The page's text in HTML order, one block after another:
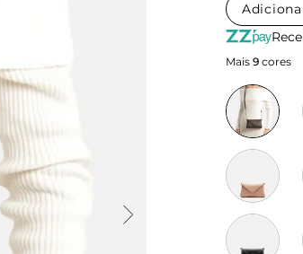
Mais 9 cores